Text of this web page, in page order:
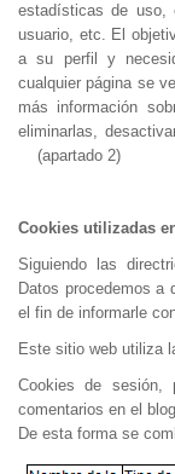
estadísticas de uso,
usuario, etc. El
a su perfil y
cualquier página se
más información
eliminarlas,
(apartado 2)
Cookies utilizadas
Siguiendo las
Datos procedemos a
el fin de informarle
Este sitio web utiliza
Cookies de sesión,
comentarios en el
De esta forma se